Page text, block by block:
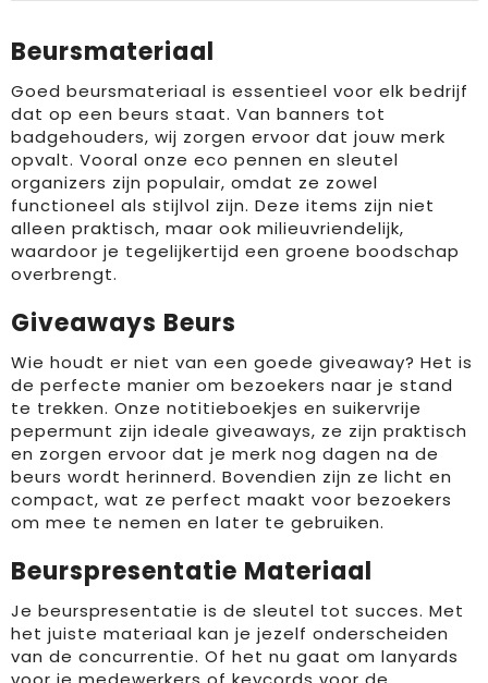
Beursmateriaal
Goed beursmateriaal is essentieel voor elk bedrijf
dat op een beurs staat. Van banners tot
badgehouders, wij zorgen ervoor dat jouw merk
opvalt. Vooral onze eco pennen en sleutel
organizers zijn populair, omdat ze zowel
functioneel als stijlvol zijn. Deze items zijn niet
alleen praktisch, maar ook milieuvriendelijk,
waardoor je tegelijkertijd een groene boodschap
overbrengt.
Giveaways Beurs
Wie houdt er niet van een goede giveaway? Het is
de perfecte manier om bezoekers naar je stand
te trekken. Onze notitieboekjes en suikervrije
pepermunt zijn ideale giveaways, ze zijn praktisch
en zorgen ervoor dat je merk nog dagen na de
beurs wordt herinnerd. Bovendien zijn ze licht en
compact, wat ze perfect maakt voor bezoekers
om mee te nemen en later te gebruiken.
Beurspresentatie Materiaal
Je beurspresentatie is de sleutel tot succes. Met
het juiste materiaal kan je jezelf onderscheiden
van de concurrentie. Of het nu gaat om lanyards